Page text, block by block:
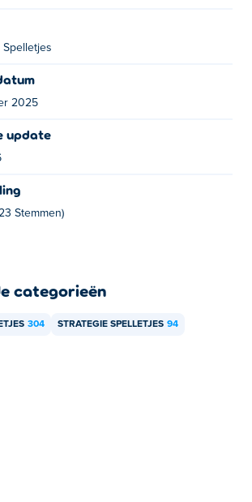
the Court! gratis spelen?
Court! spelen op mobiele
je op je computer spelen.
2025
update
Stemmen)
categorieën
304 STRATEGIE SPELLETJES 94